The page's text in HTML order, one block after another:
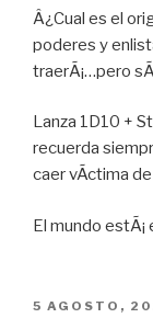
Â¿Cual es el
poderes y
traerÃ¡…pero
Lanza 1D10 +
recuerda
caer vÃ­ctima
El mundo estÃ¡
PUBLICADO
5 AGOSTO,